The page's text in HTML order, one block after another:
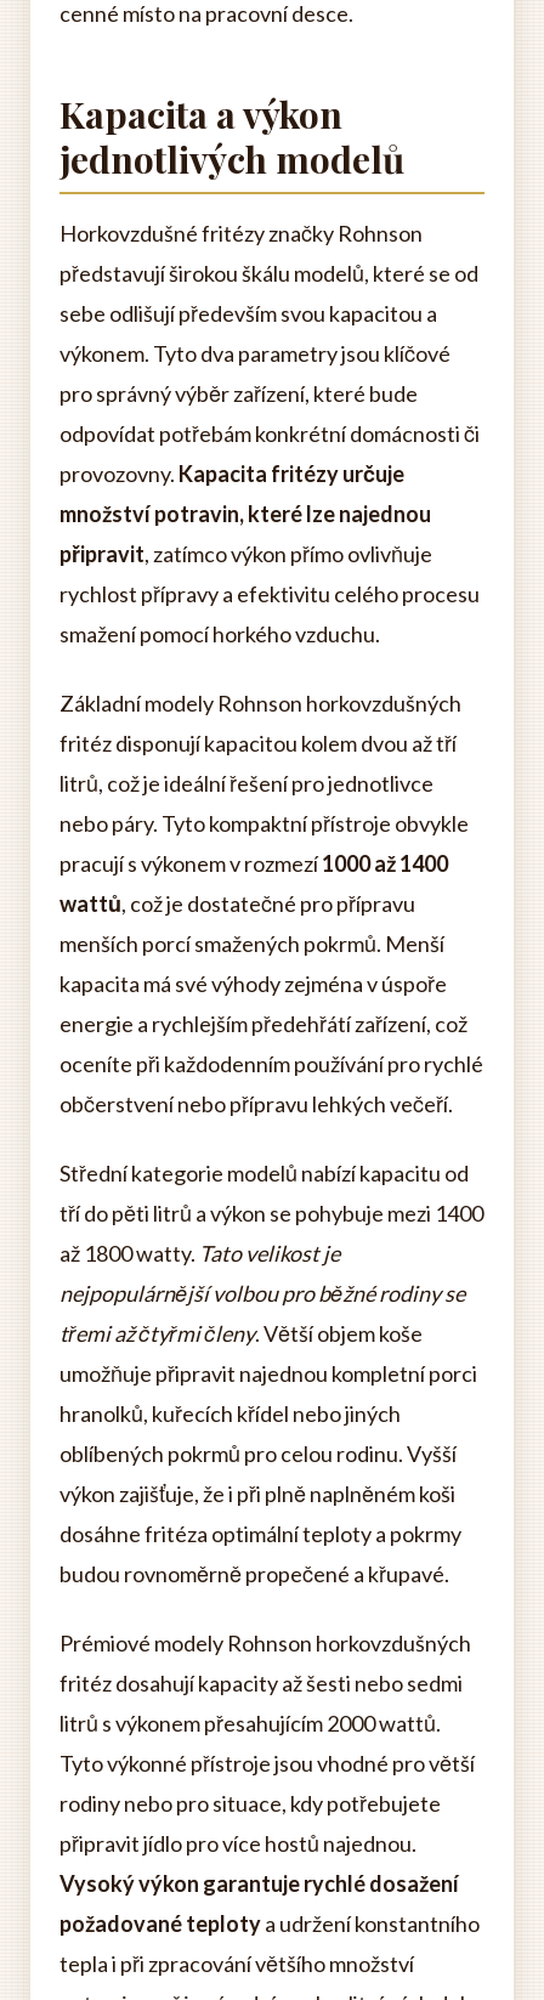
cenné místo na pracovní desce.
Kapacita a výkon
jednotlivých modelů
Horkovzdušné fritézy značky Rohnson
představují širokou škálu modelů, které se od
sebe odlišují především svou kapacitou a
výkonem. Tyto dva parametry jsou klíčové
pro správný výběr zařízení, které bude
odpovídat potřebám konkrétní domácnosti či
provozovny. Kapacita fritézy určuje
množství potravin, které lze najednou
připravit, zatímco výkon přímo ovlivňuje
rychlost přípravy a efektivitu celého procesu
smažení pomocí horkého vzduchu.
Základní modely Rohnson horkovzdušných
fritéz disponují kapacitou kolem dvou až tří
litrů, což je ideální řešení pro jednotlivce
nebo páry. Tyto kompaktní přístroje obvykle
pracují s výkonem v rozmezí1000 až 1400
wattů, což je dostatečné pro přípravu
menších porcí smažených pokrmů. Menší
kapacita má své výhody zejména v úspoře
energie a rychlejším předehřátí zařízení, což
oceníte při každodenním používání pro rychlé
občerstvení nebo přípravu lehkých večeří.
Střední kategorie modelů nabízí kapacitu od
tří do pěti litrů a výkon se pohybuje mezi 1400
až 1800 watty. Tato velikost je
nejpopulárnější volbou pro běžné rodiny se
třemi až čtyřmi členy. Větší objem koše
umožňuje připravit najednou kompletní porci
hranolků, kuřecích křídel nebo jiných
oblíbených pokrmů pro celou rodinu. Vyšší
výkon zajišťuje, že i při plně naplněném koši
dosáhne fritéza optimální teploty a pokrmy
budou rovnoměrně propečené a křupavé.
Prémiové modely Rohnson horkovzdušných
fritéz dosahují kapacity až šesti nebo sedmi
litrů s výkonem přesahujícím 2000 wattů.
Tyto výkonné přístroje jsou vhodné pro větší
rodiny nebo pro situace, kdy potřebujete
připravit jídlo pro více hostů najednou.
Vysoký výkon garantuje rychlé dosažení
požadované teplotya udržení konstantního
tepla i při zpracování většího množství